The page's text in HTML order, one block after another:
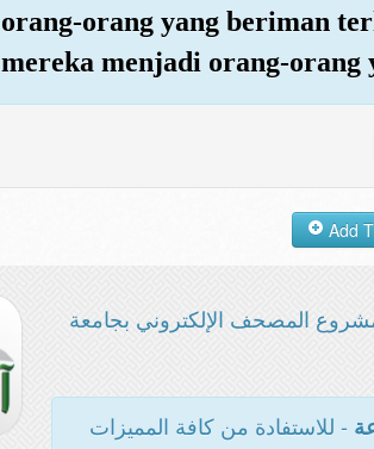
orang-orang yang beriman
mereka menjadi orang-orang
المصحف الإلكتروني بجامعة
- للاستفادة من كافة المميزات